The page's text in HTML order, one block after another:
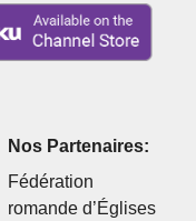
Nos Partenaires:
Fédération
romande d’Églises